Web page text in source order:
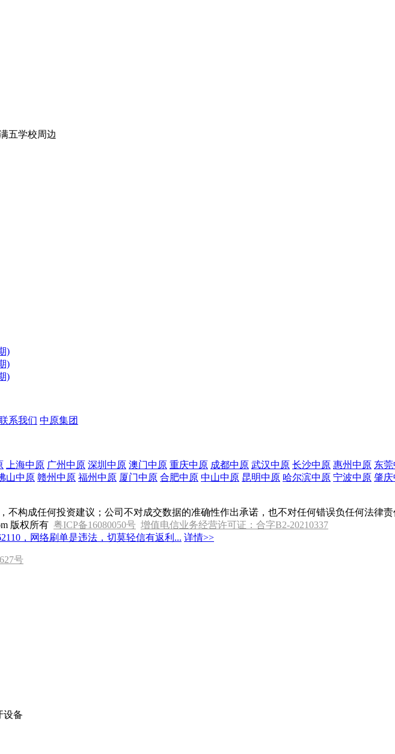
五学校周边
)
)
)
系我们 中原集团
上海中原 广州中原 深圳中原 澳门中原 重庆中原 成都中原 武汉中原 长沙中原 惠州中原 东
山中原 赣州中原 福州中原 厦门中原 合肥中原 中山中原 昆明中原 哈尔滨中原 宁波中原 肇
不构成任何投资建议；公司不对成交数据的准确性作出承诺，也不对任何错误负任何法律责
版权所有 粤ICP备16080050号 增值电信业务经营许可证：合字B2-20210337
，网络刷单是违法，切莫轻信有返利... 详情>>
号
设备